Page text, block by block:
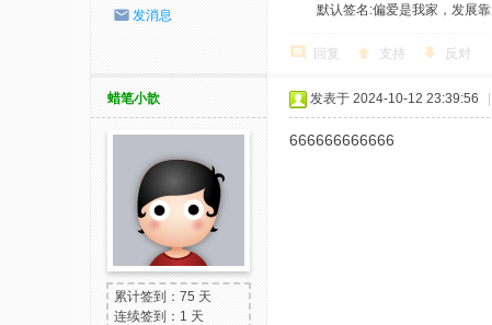
发消息 默认签名:偏爱是我家，发展
回复 支持 反对
蜡笔小歆
累计签到：75 天
连续签到：1 天
发表于 2024-10-12 23:39:56
666666666666